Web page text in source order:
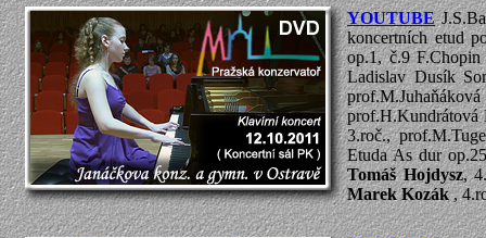
YOUTUBE
koncertních etud
op.1, č.9
Ladislav Dusík
3.roč.,
Etuda As dur
Tomáš Hojdysz,
Marek Kozák,